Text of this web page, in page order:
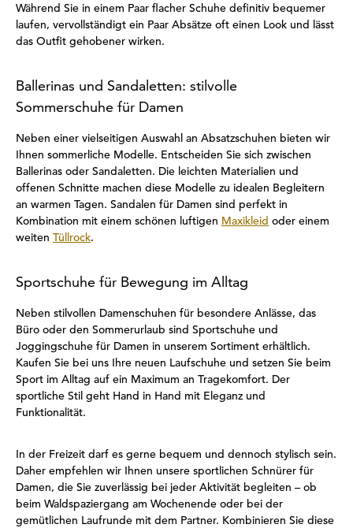
Während Sie in einem Paar flacher Schuhe definitiv bequemer
laufen, vervollständigt ein Paar Absätze oft einen Look und lässt
das Outfit gehobener wirken.
Ballerinas und Sandaletten: stilvolle
Sommerschuhe für Damen
Neben einer vielseitigen Auswahl an Absatzschuhen bieten wir
Ihnen sommerliche Modelle. Entscheiden Sie sich zwischen
Ballerinas oder Sandaletten. Die leichten Materialien und
offenen Schnitte machen diese Modelle zu idealen Begleitern
an warmen Tagen. Sandalen für Damen sind perfekt in
Kombination mit einem schönen luftigen Maxikleid oder einem
weiten Tüllrock.
Sportschuhe für Bewegung im Alltag
Neben stilvollen Damenschuhen für besondere Anlässe, das
Büro oder den Sommerurlaub sind Sportschuhe und
Joggingschuhe für Damen in unserem Sortiment erhältlich.
Kaufen Sie bei uns Ihre neuen Laufschuhe und setzen Sie beim
Sport im Alltag auf ein Maximum an Tragekomfort. Der
sportliche Stil geht Hand in Hand mit Eleganz und
Funktionalität.
In der Freizeit darf es gerne bequem und dennoch stylisch sein.
Daher empfehlen wir Ihnen unsere sportlichen Schnürer für
Damen, die Sie zuverlässig bei jeder Aktivität begleiten – ob
beim Waldspaziergang am Wochenende oder bei der
gemütlichen Laufrunde mit dem Partner. Kombinieren Sie diese